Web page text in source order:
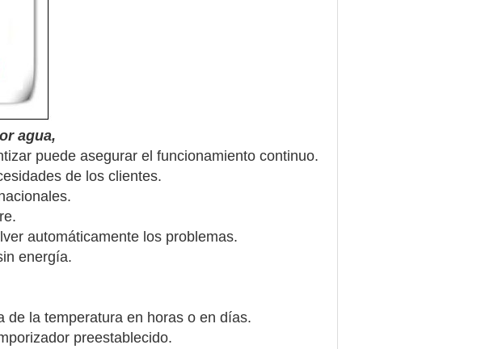
agua,
puede asegurar el funcionamiento continuo.
de los clientes.
automáticamente los problemas.
energía.
de la temperatura en horas o en días.
preestablecido.